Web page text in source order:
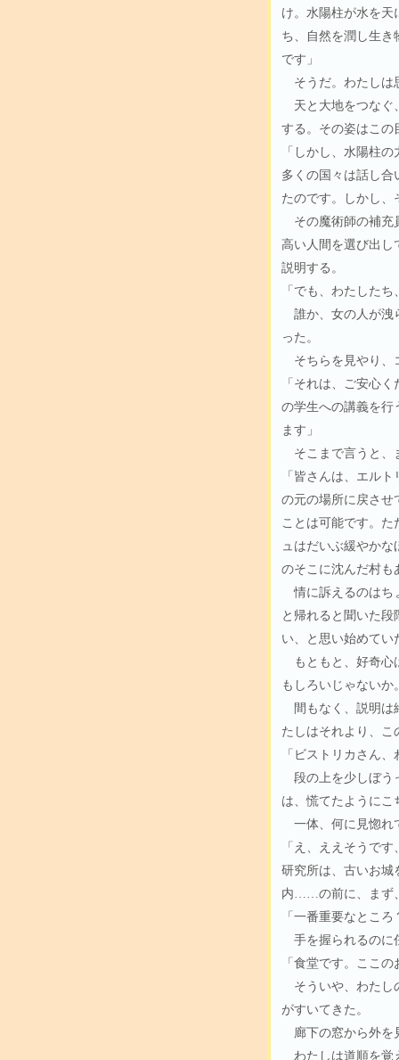
け。水陽柱が水を
ち、自然を潤し生
です」
そうだ。わたしは
天と大地をつなぐ
する。その姿はこの
「しかし、水陽柱
多くの国々は話し
たのです。しかし、
その魔術師の補充
高い人間を選び出し
説明する。
「でも、わたした
誰か、女の人が洩
った。
そちらを見やり、
「それは、ご安心
の学生への講義を行
ます」
そこまで言うと、
「皆さんは、エル
の元の場所に戻させ
ことは可能です。
ュはだいぶ緩やか
のそこに沈んだ村
情に訴えるのはち
と帰れると聞いた
い、と思い始めてい
もともと、好奇心
もしろいじゃないか
間もなく、説明は
たしはそれより、こ
「ビストリカさん
段の上を少しぼう
は、慌てたようにこ
一体、何に見惚れ
「え、ええそうで
研究所は、古いお城
内……の前に、まず
「一番重要なところ
手を握られるのに
「食堂です。ここ
そういや、わたし
がすいてきた。
廊下の窓から外を
わたしは道順を覚